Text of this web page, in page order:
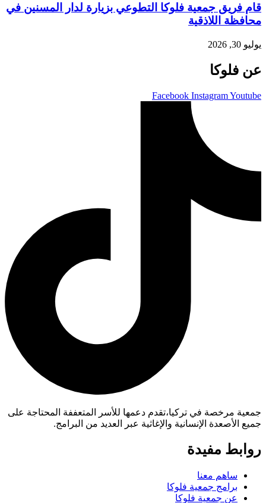
قام فريق جمعية فلوكا التطوعي بزيارة لدار المسنين في
محافظة اللاذقية
يوليو 30, 2026
عن فلوكا
Facebook InstagramYoutube
جمعية مرخصة في تركيا،تقدم دعمها للأسر المتعففة المحتاجة على
جميع الأصعدة الإنسانية والإغاثية عبر العديد من البرامج.
روابط مفيدة
ساهم معنا
برامج جمعية فلوكا
عن جمعية فلوكا